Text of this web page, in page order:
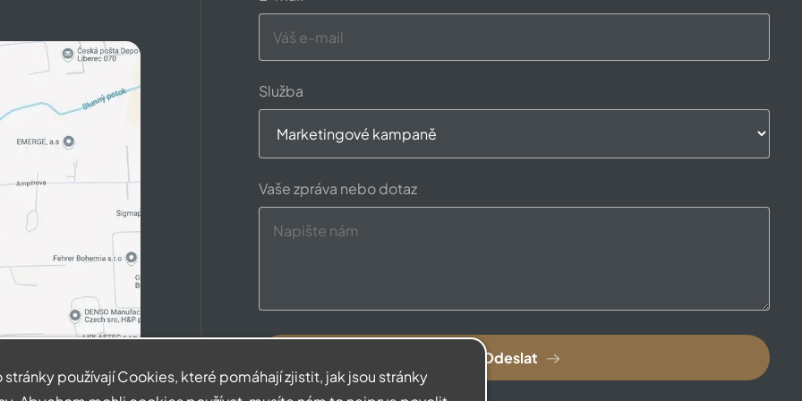
stránky používají Cookies, které pomáhají zjistit, jak jsou stránky
Služba
Vaše zpráva nebo dotaz
Odeslat